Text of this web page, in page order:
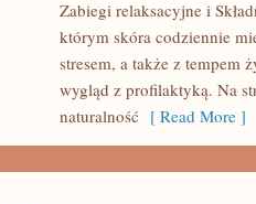
Zabiegi relaksacyjne i
którym skóra codziennie
stresem, a także z tempem
wygląd z profilaktyką. Na
naturalność [ Read More ]